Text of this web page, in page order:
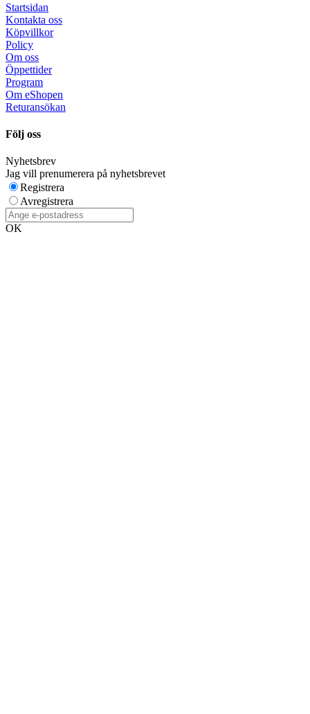
Startsidan
Kontakta oss
Köpvillkor
Policy
Om oss
Öppettider
Program
Om eShopen
Returansökan
Följ oss
Nyhetsbrev
Jag vill prenumerera på nyhetsbrevet
Registrera
Avregistrera
OK